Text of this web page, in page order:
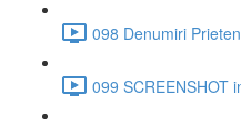
098 Denumiri
099 SCREENSHOT